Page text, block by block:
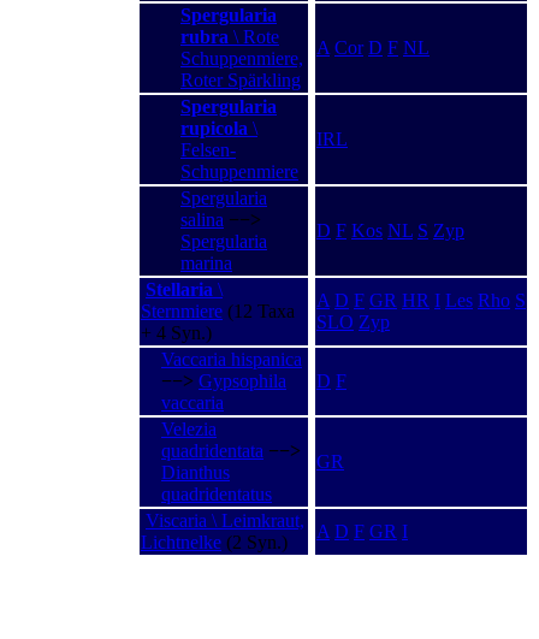
Spergularia
rubra \ Rote
Schuppenmiere,
Roter Spärkling
A Cor D F NL
Spergularia
rupicola \
Felsen-
Schuppenmiere
IRL
Spergularia
salina −−>
Spergularia
marina
D F Kos NL S Zyp
Stellaria \
Sternmiere (12 Taxa
+ 4 Syn.)
A D F GR HR I Les Rho S
SLO Zyp
Vaccaria hispanica
−−> Gypsophila
vaccaria
D F
Velezia
quadridentata −−>
Dianthus
quadridentatus
GR
Viscaria \ Leimkraut,
Lichtnelke (2 Syn.)
A D F GR I